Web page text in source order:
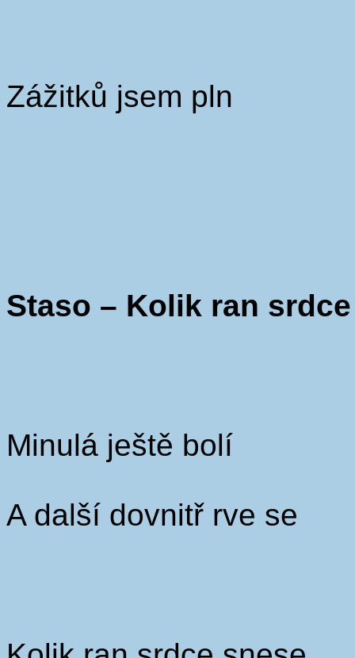
Zážitků jsem pln
Staso – Kolik ran
Minulá ještě bolí
A další dovnitř rve se